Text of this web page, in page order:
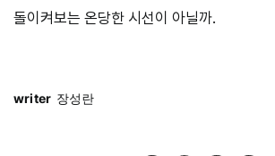
돌이켜보는 온당한 시선이 아닐까.
writer 장성란